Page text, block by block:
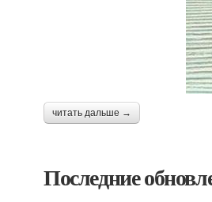
читать дальше →
Последние